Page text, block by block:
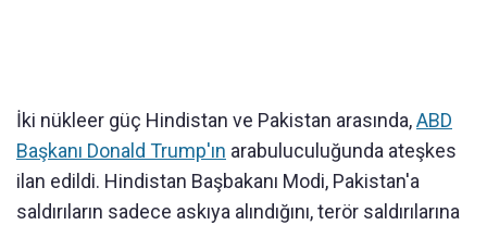
İki nükleer güç Hindistan ve Pakistan arasında,ABD
Başkanı Donald Trump'ın arabuluculuğunda ateşkes
ilan edildi. Hindistan Başbakanı Modi, Pakistan'a
saldırıların sadece askıya alındığını, terör saldırılarına